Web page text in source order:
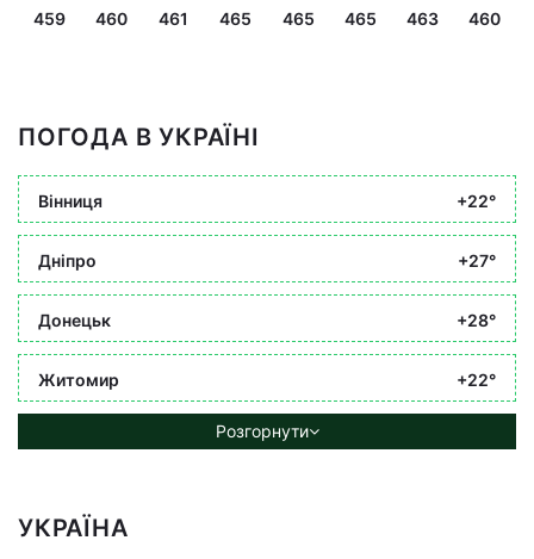
459 460 461 465 465 465 463 460
ПОГОДА В УКРАЇНІ
Вінниця +22°
Дніпро +27°
Донецьк +28°
Житомир +22°
Розгорнути
УКРАЇНА